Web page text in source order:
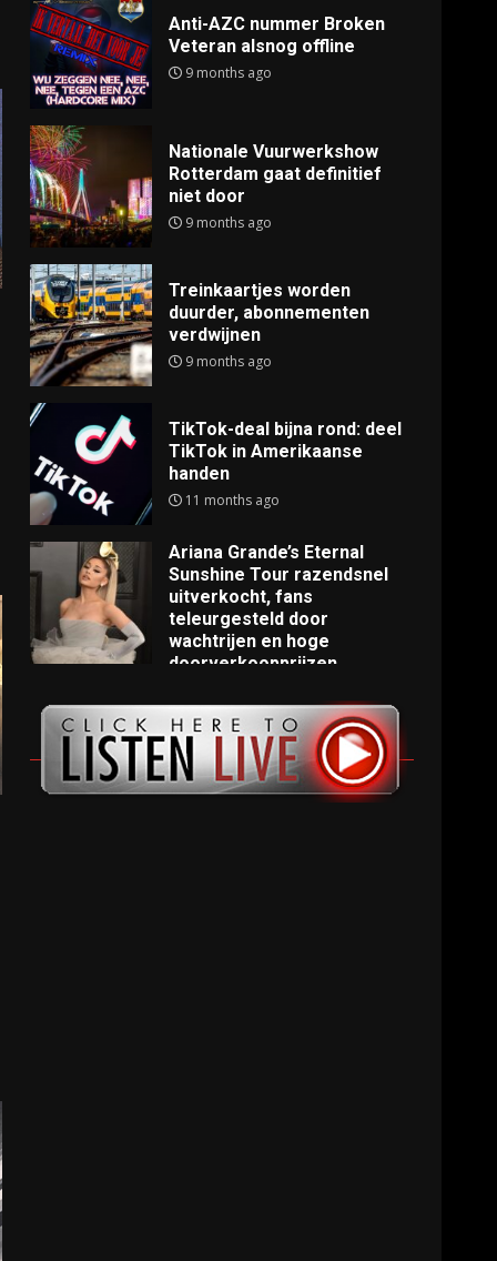
Anti-AZC nummer Broken
Veteran alsnog offline
9 months ago
Nationale Vuurwerkshow
Rotterdam gaat definitief
niet door
9 months ago
Treinkaartjes worden
duurder, abonnementen
verdwijnen
9 months ago
TikTok-deal bijna rond: deel
TikTok in Amerikaanse
handen
11 months ago
Ariana Grande’s Eternal
Sunshine Tour razendsnel
uitverkocht, fans
teleurgesteld door
wachtrijen en hoge
doorverkoopprijzen